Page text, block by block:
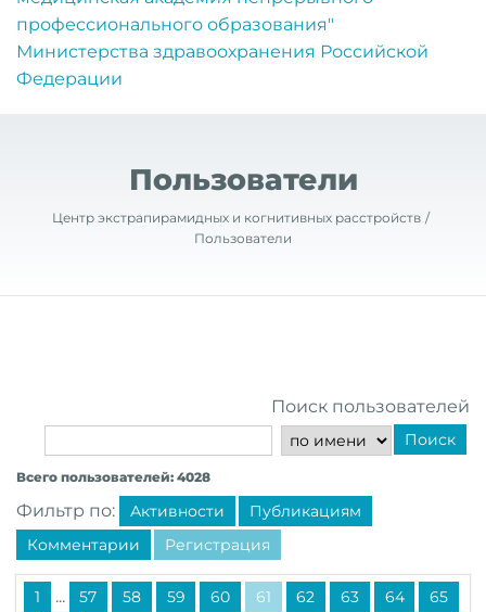
профессионального образования"
Министерства здравоохранения Российской
Федерации
Пользователи
Центр экстрапирамидных и когнитивных расстройств
Пользователи
Поиск пользователей
Поиск
Всего пользователей: 4028
Фильтр по: Активности
Публикациям
Комментарии
Регистрация
1 ... 57 58 59 60 61 62 63 64 65